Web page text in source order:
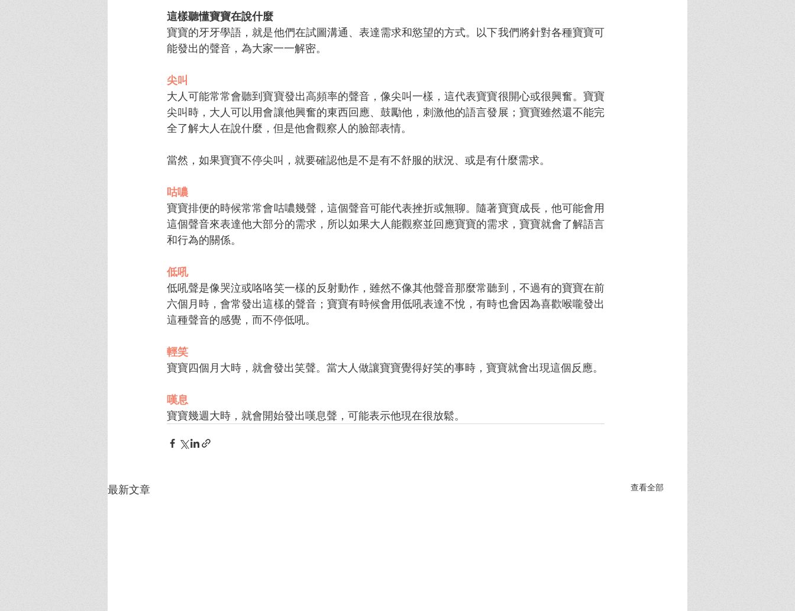
這樣聽懂寶寶在說什麼
寶寶的牙牙學語，就是他們在試圖溝通、表達需求和慾望的方式。以下我們將針對各種寶寶可
能發出的聲音，為大家一一解密。
尖叫
大人可能常常會聽到寶寶發出高頻率的聲音，像尖叫一樣，這代表寶寶很開心或很興奮。寶寶
尖叫時，大人可以用會讓他興奮的東西回應、鼓勵他，刺激他的語言發展；寶寶雖然還不能完
全了解大人在說什麼，但是他會觀察人的臉部表情。
當然，如果寶寶不停尖叫，就要確認他是不是有不舒服的狀況、或是有什麼需求。
咕噥
寶寶排便的時候常常會咕噥幾聲，這個聲音可能代表挫折或無聊。隨著寶寶成長，他可能會用
這個聲音來表達他大部分的需求，所以如果大人能觀察並回應寶寶的需求，寶寶就會了解語言
和行為的關係。
低吼
低吼聲是像哭泣或咯咯笑一樣的反射動作，雖然不像其他聲音那麼常聽到，不過有的寶寶在前
六個月時，會常發出這樣的聲音；寶寶有時候會用低吼表達不悅，有時也會因為喜歡喉嚨發出
這種聲音的感覺，而不停低吼。
輕笑
寶寶四個月大時，就會發出笑聲。當大人做讓寶寶覺得好笑的事時，寶寶就會出現這個反應。
嘆息
寶寶幾週大時，就會開始發出嘆息聲，可能表示他現在很放鬆。
最新文章 查看全部